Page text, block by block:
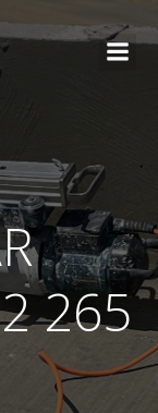
265